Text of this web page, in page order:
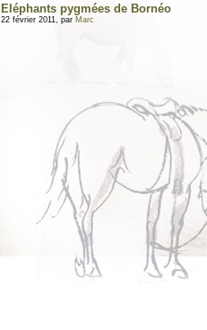
Eléphants pygmées de Bornéo
22 février 2011, par Marc